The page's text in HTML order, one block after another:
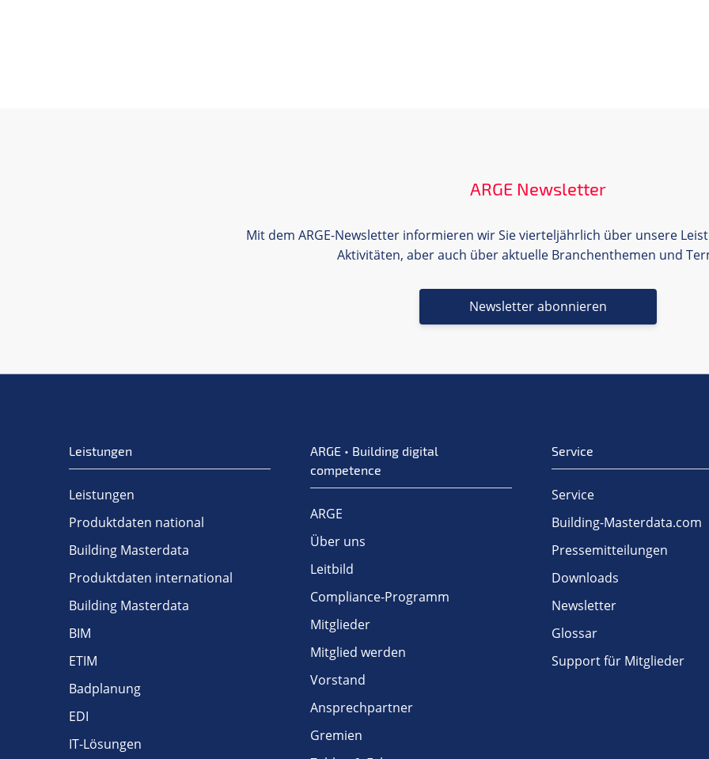
ARGE Newsletter
Mit dem ARGE-Newsletter informieren wir Sie vierteljährlich über unsere
Aktivitäten, aber auch über aktuelle Branchenthemen und
Newsletter abonnieren
Leistungen
Leistungen
Produktdaten national
Building Masterdata
Produktdaten international
Building Masterdata
BIM
ETIM
Badplanung
EDI
IT-Lösungen
ARGE • Building digital
competence
ARGE
Über uns
Leitbild
Compliance-Programm
Mitglieder
Mitglied werden
Vorstand
Ansprechpartner
Gremien
Service
Service
Building-Masterdata.com
Pressemitteilungen
Downloads
Newsletter
Glossar
Support für Mitglieder